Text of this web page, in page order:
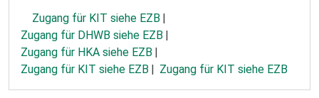
Zugang für KIT siehe EZB
Zugang für DHWB siehe EZB
Zugang für HKA siehe EZB
Zugang für KIT siehe EZB
Zugang für KIT siehe EZB